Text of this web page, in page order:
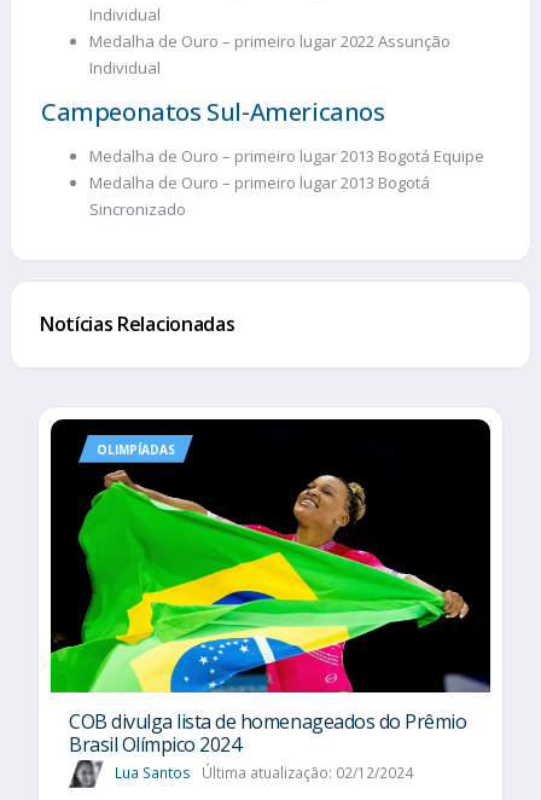
Individual
Medalha de Ouro – primeiro lugar 2022 Assunção
Individual
Campeonatos Sul-Americanos
Medalha de Ouro – primeiro lugar 2013 Bogotá Equipe
Medalha de Ouro – primeiro lugar 2013 Bogotá
Sincronizado
Notícias Relacionadas
OLIMPÍADAS
COB divulga lista de homenageados do Prêmio
Brasil Olímpico 2024
Lua Santos Última atualização: 02/12/2024